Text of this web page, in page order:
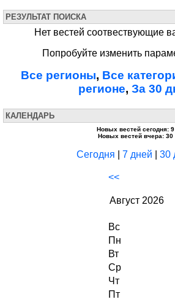
РЕЗУЛЬТАТ ПОИСКА
Нет вестей соотвествующие
Попробуйте изменить
Все регионы, Все
регионе, За 30
КАЛЕНДАРЬ
Новых вестей сегодня: 9
Новых вестей вчера: 30
Сегодня 7 дней 30
<<
Август 2026
Вс
Пн
Вт
Ср
Чт
Пт